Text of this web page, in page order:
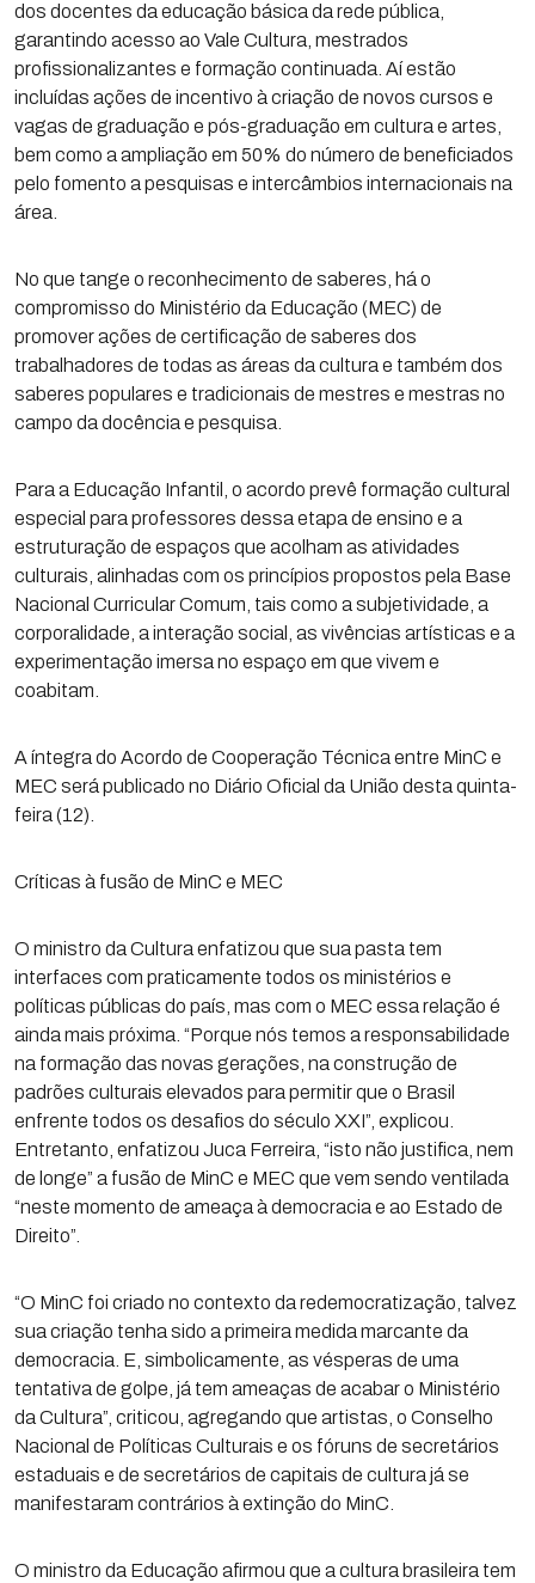
dos docentes da educação básica da rede pública,
garantindo acesso ao Vale Cultura, mestrados
profissionalizantes e formação continuada. Aí estão
incluídas ações de incentivo à criação de novos cursos e
vagas de graduação e pós-graduação em cultura e artes,
bem como a ampliação em 50% do número de beneficiados
pelo fomento a pesquisas e intercâmbios internacionais na
área.
No que tange o reconhecimento de saberes, há o
compromisso do Ministério da Educação (MEC) de
promover ações de certificação de saberes dos
trabalhadores de todas as áreas da cultura e também dos
saberes populares e tradicionais de mestres e mestras no
campo da docência e pesquisa.
Para a Educação Infantil, o acordo prevê formação cultural
especial para professores dessa etapa de ensino e a
estruturação de espaços que acolham as atividades
culturais, alinhadas com os princípios propostos pela Base
Nacional Curricular Comum, tais como a subjetividade, a
corporalidade, a interação social, as vivências artísticas e a
experimentação imersa no espaço em que vivem e
coabitam.
A íntegra do Acordo de Cooperação Técnica entre MinC e
MEC será publicado no Diário Oficial da União desta quinta-
feira (12).
Críticas à fusão de MinC e MEC
O ministro da Cultura enfatizou que sua pasta tem
interfaces com praticamente todos os ministérios e
políticas públicas do país, mas com o MEC essa relação é
ainda mais próxima. “Porque nós temos a responsabilidade
na formação das novas gerações, na construção de
padrões culturais elevados para permitir que o Brasil
enfrente todos os desafios do século XXI”, explicou.
Entretanto, enfatizou Juca Ferreira, “isto não justifica, nem
de longe” a fusão de MinC e MEC que vem sendo ventilada
“neste momento de ameaça à democracia e ao Estado de
Direito”.
“O MinC foi criado no contexto da redemocratização, talvez
sua criação tenha sido a primeira medida marcante da
democracia. E, simbolicamente, as vésperas de uma
tentativa de golpe, já tem ameaças de acabar o Ministério
da Cultura”, criticou, agregando que artistas, o Conselho
Nacional de Políticas Culturais e os fóruns de secretários
estaduais e de secretários de capitais de cultura já se
manifestaram contrários à extinção do MinC.
O ministro da Educação afirmou que a cultura brasileira tem